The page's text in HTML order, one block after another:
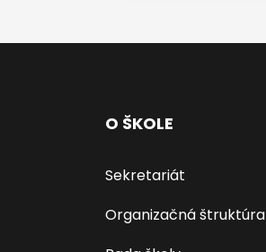
O ŠKOLE
Sekretariát
Organizačná štruktúra